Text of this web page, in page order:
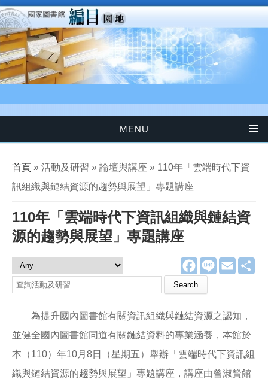
移至主內容
MENU
您在這裡
首頁 » 活動及研習 » 論壇與講座 » 110年「雲端時代下資
訊組織與鏈結資源的趨勢與展望」專題講座
110年「雲端時代下資訊組織與鏈結資
源的趨勢與展望」專題講座
F
a
e
o
o
k
L
E
m
活動及研習
查詢活動及研習
為提升國內圖書館有關資訊組織與鏈結資源之認知，
並健全國內圖書館同道有關鏈結資料的專業涵養，本館於
本（110）年10月8日（星期五）舉辦「雲端時代下資訊組
織與鏈結資源的趨勢與展望」專題講座，講座由曾淑賢館